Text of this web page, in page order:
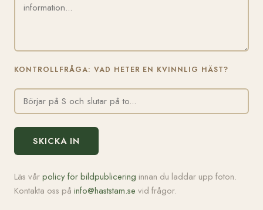
KONTROLLFRÅGA: VAD HETER EN KVINNLIG HÄST?
SKICKA IN
Läs vårpolicy för bildpublicering innan du laddar upp foton.
Kontakta oss på info@haststam.se vid frågor.